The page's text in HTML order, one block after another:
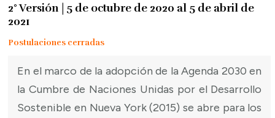
2° Versión | 5 de octubre de 2020 al 5 de abril de
2021
Postulaciones cerradas
En el marco de la adopción de la Agenda 2030 en
la Cumbre de Naciones Unidas por el Desarrollo
Sostenible en Nueva York (2015) se abre para los